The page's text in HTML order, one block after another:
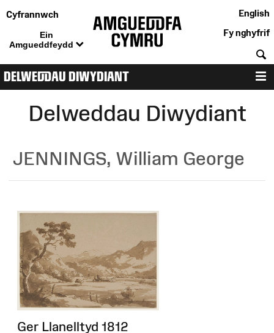
Cyfrannwch
Ein
Amgueddfeydd
English
Fy nghyfrif
DELWEDDAU DIWYDIANT
Delweddau Diwydiant
JENNINGS, William George
Ger Llanelltyd 1812